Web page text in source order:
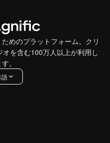
めのプラットフォーム。クリ
を含む100万人以上が利用し
。
語